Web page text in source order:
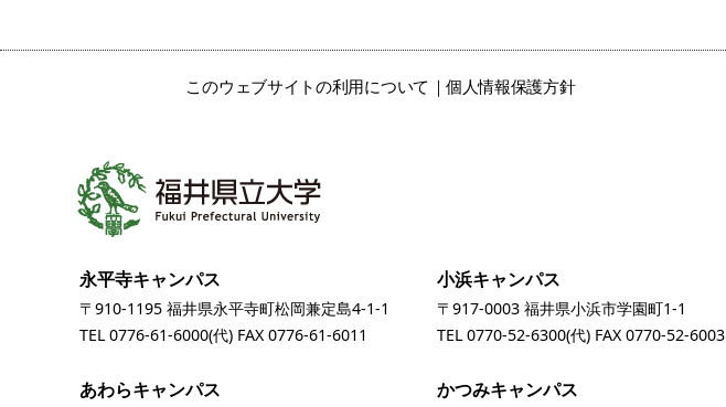
このウェブサイトの利用について 個人情報保護方針
永平寺キャンパス
〒910-1195 福井県永平寺町松岡兼定島4-1-1
TEL0776-61-6000(代) FAX 0776-61-6011
小浜キャンパス
〒917-0003 福井県小浜市学園町1-1
TEL0770-52-6300(代) FAX 0770-52-6003
あわらキャンパス かつみキャンパス